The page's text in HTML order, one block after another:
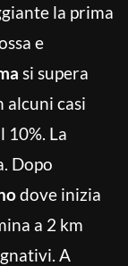
la prima
e
si supera
alcuni casi
10%. La
Dopo
dove inizia
a 2 km
A